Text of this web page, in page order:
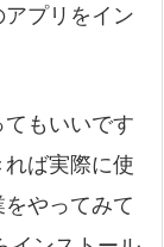
プリをイン
もいいです
ば実際に使
やってみて